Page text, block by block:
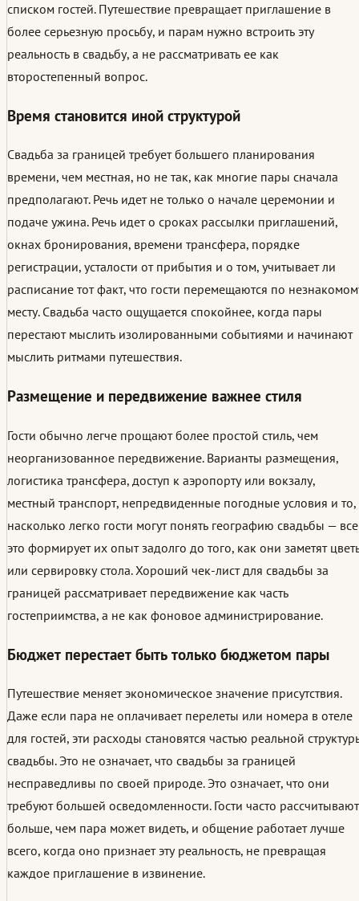
списком гостей. Путешествие превращает приглашение в
более серьезную просьбу, и парам нужно встроить эту
реальность в свадьбу, а не рассматривать ее как
второстепенный вопрос.
Время становится иной структурой
Свадьба за границей требует большего планирования
времени, чем местная, но не так, как многие пары сначала
предполагают. Речь идет не только о начале церемонии и
подаче ужина. Речь идет о сроках рассылки приглашений,
окнах бронирования, времени трансфера, порядке
регистрации, усталости от прибытия и о том, учитывает ли
расписание тот факт, что гости перемещаются по
месту. Свадьба часто ощущается спокойнее, когда пары
перестают мыслить изолированными событиями и начинают
мыслить ритмами путешествия.
Размещение и передвижение важнее стиля
Гости обычно легче прощают более простой стиль, чем
неорганизованное передвижение. Варианты размещения,
логистика трансфера, доступ к аэропорту или вокзалу,
местный транспорт, непредвиденные погодные условия и то,
насколько легко гости могут понять географию свадьбы — все
это формирует их опыт задолго до того, как они заметят
или сервировку стола. Хороший чек-лист для свадьбы за
границей рассматривает передвижение как часть
гостеприимства, а не как фоновое администрирование.
Бюджет перестает быть только бюджетом пары
Путешествие меняет экономическое значение присутствия.
Даже если пара не оплачивает перелеты или номера в отеле
для гостей, эти расходы становятся частью реальной
свадьбы. Это не означает, что свадьбы за границей
несправедливы по своей природе. Это означает, что они
требуют большей осведомленности. Гости часто рассчитывают
больше, чем пара может видеть, и общение работает лучше
всего, когда оно признает эту реальность, не превращая
каждое приглашение в извинение.